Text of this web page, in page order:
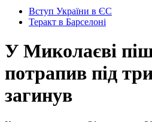
Вступ України в ЄС
Теракт в Барселоні
У Миколаєві
потрапив під
загинув